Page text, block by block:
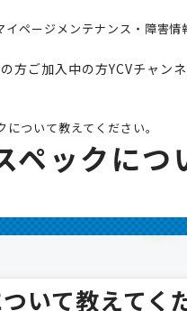
イページ メ ンテナ ン ス ・ 障害情
害
の方ご加入 中の方YCVチ ャ ンネ
ついて教えてください。
ペックにつ
いて教えてく